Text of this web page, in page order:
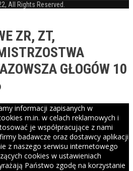
All Rights Reserved.
ZR, ZT,
GŁOGÓW 10
informacji zapisanych w
m.in. w celach reklamowych i
je współpracujące z nami
badawcze oraz dostawcy aplikacji
z naszego serwisu internetowego
cookies w ustawieniach
Państwo zgodę na korzystanie